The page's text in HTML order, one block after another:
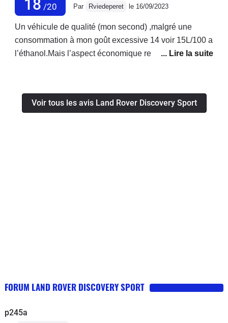
18 /20 Par Rviedeperet le 16/09/2023
Un véhicule de qualité (mon second) ,malgré une
consommation à mon goût excessive 14 voir 15L/100 a
l’éthanol.Mais l’aspect économique reste encore bon
et livré en février 2023.Un concessionnaire à Toulouse
(au top) qui a joué le jeux et m’a prêté un véhicule
Voir tous les avis Land Rover Discovery Sport
FORUM LAND ROVER DISCOVERY SPORT
p245a